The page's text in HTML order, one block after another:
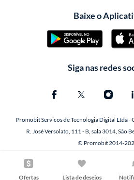
Ofertas Lista de desejos
Baixe o
Siga nas redes
Promobit Servicos de Tecnologia Digital Ltda
R. José Versolato, 111 - B, sala 3014, São
© Promobit 2014-